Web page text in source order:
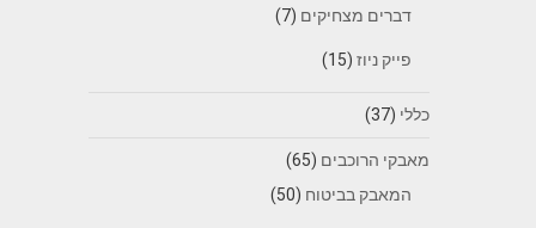
דברים מצחיקים (7)
פייק ניוז(15)
כללי (37)
מאבקי הרוכבים (65)
המאבק בביטוח (50)